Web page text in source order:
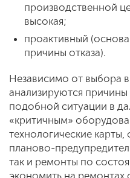
производственной
высокая;
проактивный
причины отказа).
Независимо от выбора
анализируются
подобной ситуации в
«критичным»
технологические
планово-
так и ремонты по
экономить на ремонтах